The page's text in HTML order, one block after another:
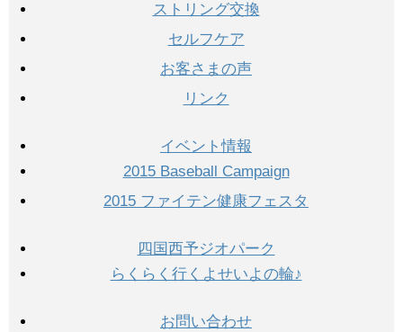
ストリング交換
セルフケア
お客さまの声
リンク
イベント情報
2015 Baseball Campaign
2015 ファイテン健康フェスタ
四国西予ジオパーク
らくらく行くよせいよの輪♪
お問い合わせ